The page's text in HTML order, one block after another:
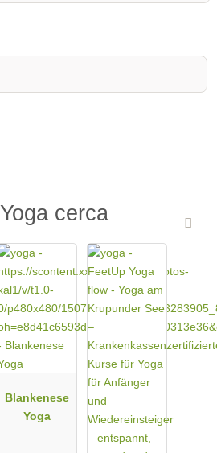
Yoga cerca
Blankenese
Yoga